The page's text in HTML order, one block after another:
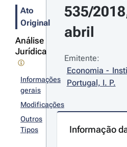
Ato
Original
Análise
Jurídica
Informações
gerais
Modificações
Outros
Tipos
535/
abril
Emitente:
Economia -
Portugal, I. P.
Informação